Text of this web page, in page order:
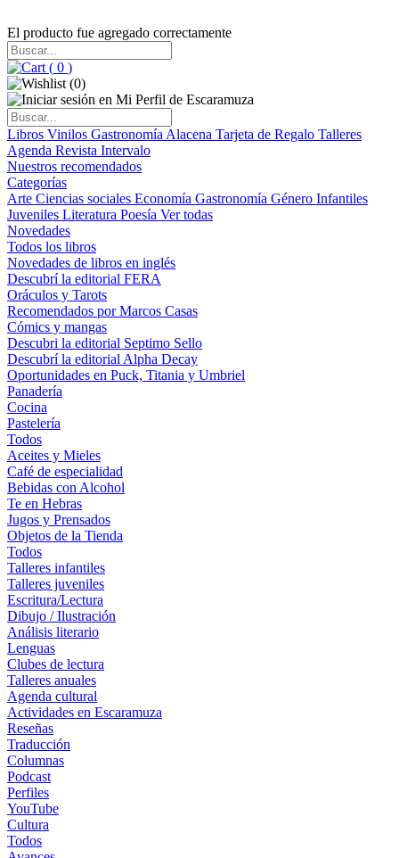
El producto fue agregado correctamente
( 0 )
(0)
Libros Vinilos Gastronomía Alacena Tarjeta de Regalo Talleres
Agenda Revista Intervalo
Nuestros recomendados
Categorías
Arte Ciencias sociales Economía Gastronomía Género Infantiles
Juveniles Literatura Poesía Ver todas
Novedades
Todos los libros
Novedades de libros en inglés
Descubrí la editorial FERA
Oráculos y Tarots
Recomendados por Marcos Casas
Cómics y mangas
Descubri la editorial Septimo Sello
Descubrí la editorial Alpha Decay
Oportunidades en Puck, Titania y Umbriel
Panadería
Cocina
Pastelería
Todos
Aceites y Mieles
Café de especialidad
Bebidas con Alcohol
Te en Hebras
Jugos y Prensados
Objetos de la Tienda
Todos
Talleres infantiles
Talleres juveniles
Escritura/Lectura
Dibujo / Ilustración
Análisis literario
Lenguas
Clubes de lectura
Talleres anuales
Agenda cultural
Actividades en Escaramuza
Reseñas
Traducción
Columnas
Podcast
Perfiles
YouTube
Cultura
Todos